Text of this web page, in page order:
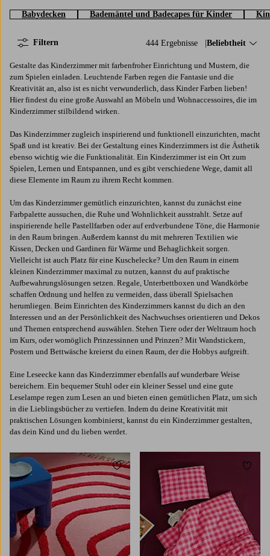
Babydecken Bademäntel und Badecapes für Kinder
444 Ergebnisse Sortieren nach:
Beliebtheit
Filtern
Gestalte das Kinderzimmer mit farbenfroher Einrichtung und Mustern, die
zum Spielen einladen. Leuchtende Farben regen die Fantasie und die
Kreativität an, also ist es nicht verwunderlich, dass Kinder Farben lieben!
Hier findest du eine große Auswahl an Möbeln und Wohnaccessoires, die im
Kinderzimmer stilbildend wirken.
Das Kinderzimmer zugleich inspirierend und funktionell einzurichten, macht
Spaß und ist kreativ. Bei der Gestaltung eines Kinderzimmers ist die Ästhetik
ebenso wichtig wie die Funktionalität. Ein Kinderzimmer ist ein Ort zum
Spielen, Lernen und Entspannen, und es gibt verschiedene Wege, damit all
diese Elemente im Raum zu ihrem Recht kommen.
Um das Kinderzimmer gemütlich einzurichten, kannst du zunächst eine
Farbpalette aussuchen, die Ruhe und Wohnlichkeit ausstrahlt. Setze auf
inspirierende helle Pastellfarben oder auf erdverbundene Töne, die Harmonie
in den Raum bringen. Außerdem kannst du mit mehreren Textilien wie
Kissen, Decken und Gardinen für Wärme und Behaglichkeit sorgen.
Vielleicht ist auch Platz für eine Kuschelecke? Um den Raum in einem
kleinen Kinderzimmer maximal zu nutzen, kannst du auf praktische
Aufbewahrungslösungen setzen. Regale, Unterbettboxen und Wandkörbe
schaffen Ordnung und helfen zu vermeiden, dass überall Spielsachen
herumliegen. Beim Einrichten des Kinderzimmers kannst du dich an den
Interessen und an der Persönlichkeit des Nachwuchses orientieren und Dekos
und Themen entsprechend auswählen. Stehen Tiere oder der Weltraum hoch
im Kurs, oder womöglich Prinzessinnen und Prinzen? Mit Wandstickern,
Postern und Bettwäsche kreierst du einen Raum, der die Hobbys aufgreift.
Eine Leseecke kann das Kinderzimmer ebenfalls auf wunderbare Weise
bereichern. Ein bequemer Stuhl oder ein kleiner Sessel und eine gute
Leselampe regen zum Lesen an und bieten einen gemütlichen Platz, um sich
in die Lieblingsbücher zu vertiefen. Indem du deine Kreativität mit
praktischen Lösungen kombinierst, kannst du ein Kinderzimmer gestalten,
das dein Kind und du lieben werdet.
Zu Favoriten hinzufügen
160X230
Zu